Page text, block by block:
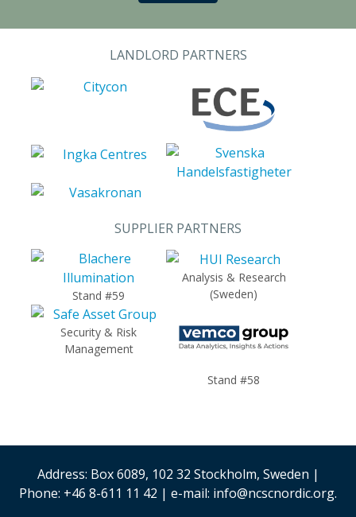
LANDLORD PARTNERS
SUPPLIER PARTNERS
Stand #59
Analysis & Research
(Sweden)
Security & Risk
Management
Stand #58
Address: Box 6089, 102 32 Stockholm, Sweden |
Phone: +46 8-611 11 42 | e-mail: info@ncscnordic.org.